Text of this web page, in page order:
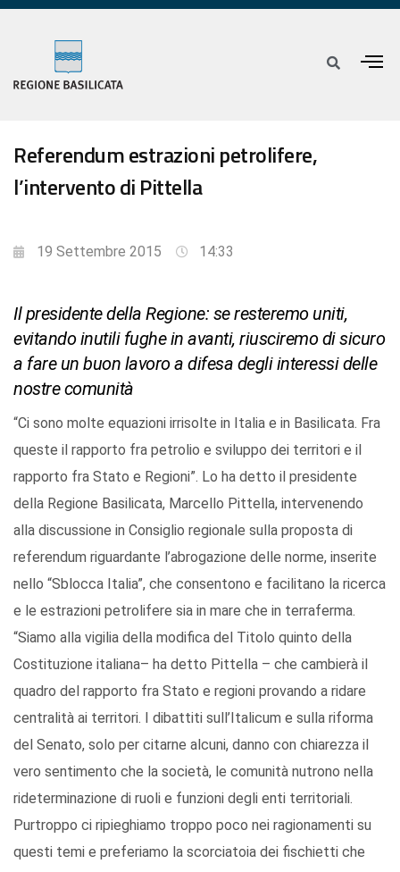
Referendum estrazioni petrolifere,
l’intervento di Pittella
19 Settembre 2015 14:33
Il presidente della Regione: se resteremo uniti,
evitando inutili fughe in avanti, riusciremo di sicuro
a fare un buon lavoro a difesa degli interessi delle
nostre comunità
“Ci sono molte equazioni irrisolte in Italia e in Basilicata. Fra
queste il rapporto fra petrolio e sviluppo dei territori e il
rapporto fra Stato e Regioni”. Lo ha detto il presidente
della Regione Basilicata, Marcello Pittella, intervenendo
alla discussione in Consiglio regionale sulla proposta di
referendum riguardante l’abrogazione delle norme, inserite
nello “Sblocca Italia”, che consentono e facilitano la ricerca
e le estrazioni petrolifere sia in mare che in terraferma.
“Siamo alla vigilia della modifica del Titolo quinto della
Costituzione italiana– ha detto Pittella – che cambierà il
quadro del rapporto fra Stato e regioni provando a ridare
centralità ai territori. I dibattiti sull’Italicum e sulla riforma
del Senato, solo per citarne alcuni, danno con chiarezza il
vero sentimento che la società, le comunità nutrono nella
rideterminazione di ruoli e funzioni degli enti territoriali.
Purtroppo ci ripieghiamo troppo poco nei ragionamenti su
questi temi e preferiamo la scorciatoia dei fischietti che